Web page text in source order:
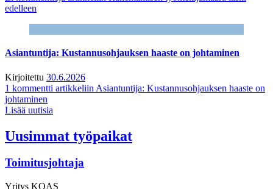
edelleen
Asiantuntija: Kustannusohjauksen haaste on johtaminen
Kirjoitettu 30.6.2026
1 kommentti artikkeliin Asiantuntija: Kustannusohjauksen haaste on
johtaminen
Lisää uutisia
Uusimmat työpaikat
Toimitusjohtaja
Yritys KOAS